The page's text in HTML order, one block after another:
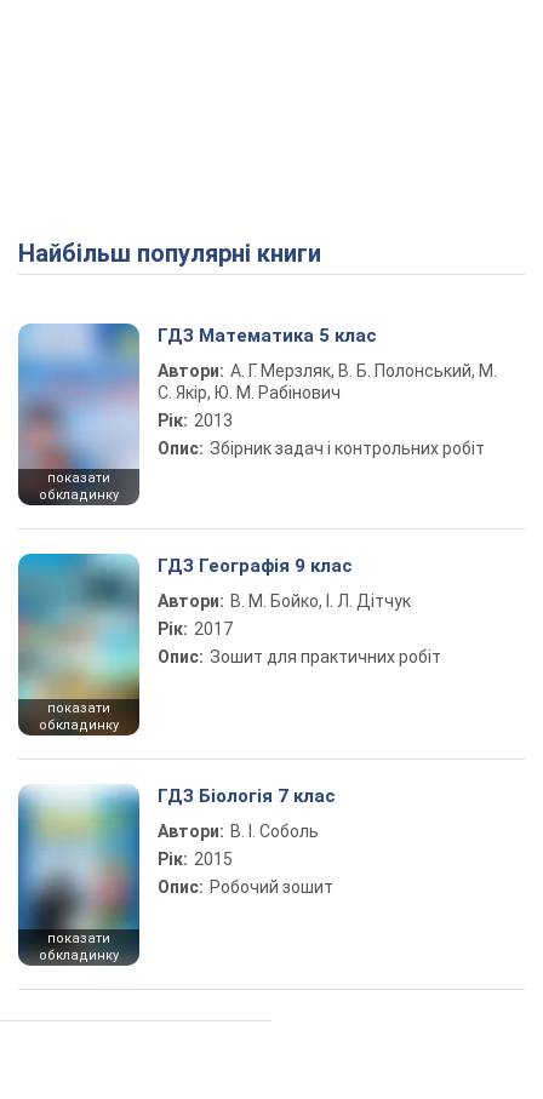
Найбільш популярні книги
показати
обкладинку
ГДЗ Математика 5 клас
Автори: А. Г. Мерзляк, В. Б. Полонський, М.
С. Якір, Ю. М. Рабінович
Рік: 2013
Опис: Збірник задач і контрольних робіт
показати
обкладинку
ГДЗ Географія 9 клас
Автори: В. М. Бойко, І. Л. Дітчук
Рік: 2017
Опис: Зошит для практичних робіт
показати
обкладинку
ГДЗ Біологія 7 клас
Автори: В. І. Соболь
Рік: 2015
Опис: Робочий зошит